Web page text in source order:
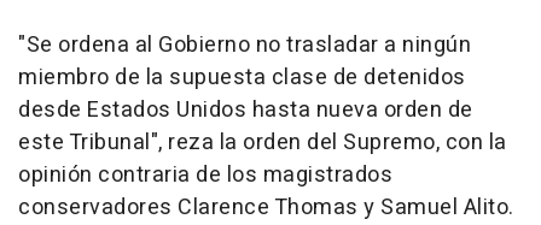
"Se ordena al Gobierno no trasladar a ningún
miembro de la supuesta clase de detenidos
desde Estados Unidos hasta nueva orden de
este Tribunal", reza la orden del Supremo, con la
opinión contraria de los magistrados
conservadores Clarence Thomas y Samuel Alito.